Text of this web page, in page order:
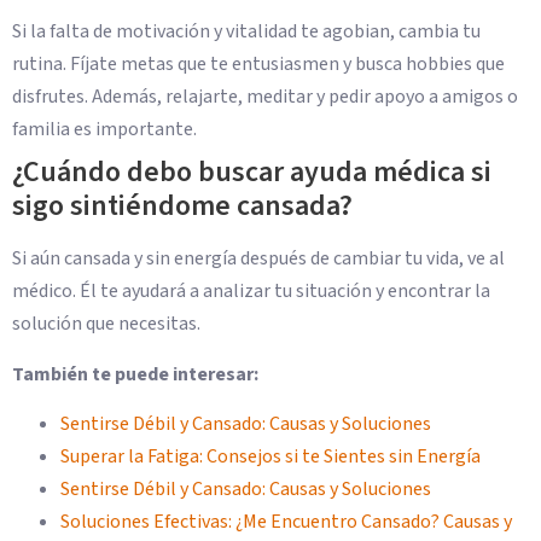
Si la falta de motivación y vitalidad te agobian, cambia tu
rutina. Fíjate metas que te entusiasmen y busca hobbies que
disfrutes. Además, relajarte, meditar y pedir apoyo a amigos o
familia es importante.
¿Cuándo debo buscar ayuda médica si
sigo sintiéndome cansada?
Si aún cansada y sin energía después de cambiar tu vida, ve al
médico. Él te ayudará a analizar tu situación y encontrar la
solución que necesitas.
También te puede interesar:
Sentirse Débil y Cansado: Causas y Soluciones
Superar la Fatiga: Consejos si te Sientes sin Energía
Sentirse Débil y Cansado: Causas y Soluciones
Soluciones Efectivas: ¿Me Encuentro Cansado? Causas y